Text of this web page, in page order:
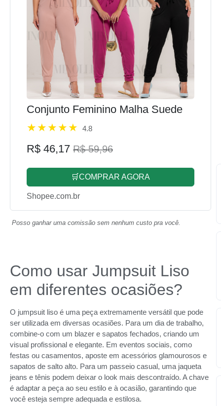
Conjunto Feminino Malha Suede
4.8
R$ 46,17 R$ 59,96
🛒COMPRAR AGORA
Shopee.com.br
Posso ganhar uma comissão sem nenhum custo pra você.
Como usar Jumpsuit Liso
em diferentes ocasiões?
O jumpsuit liso é uma peça extremamente versátil que pode
ser utilizada em diversas ocasiões. Para um dia de trabalho,
combine-o com um blazer e sapatos fechados, criando um
visual profissional e elegante. Em eventos sociais, como
festas ou casamentos, aposte em acessórios glamourosos e
sapatos de salto alto. Para um passeio casual, uma jaqueta
jeans e tênis podem deixar o look mais descontraído. A chave
é adaptar a peça ao seu estilo e à ocasião, garantindo que
você esteja sempre adequada e estilosa.